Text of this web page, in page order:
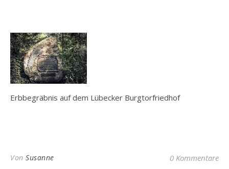
Erbbegräbnis auf dem Lübecker Burgtorfriedhof
Von Susanne 0 Kommentare